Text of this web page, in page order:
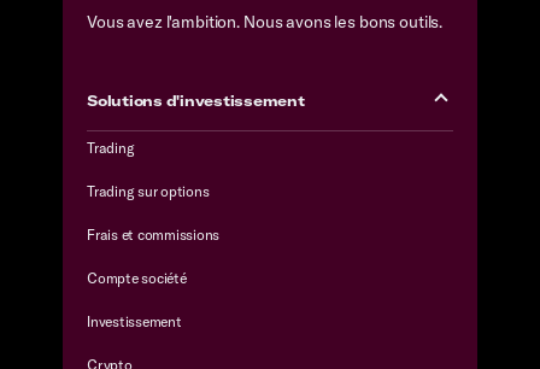
Vous avez l'ambition. Nous avons les bons outils.
Solutions d'investissement
Trading
Trading sur options
Frais et commissions
Compte société
Investissement
Crypto